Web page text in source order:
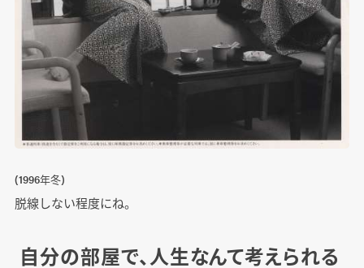
(1996年冬)
脱線しない程度にね。
自分の部屋で、人生なんて考えられる